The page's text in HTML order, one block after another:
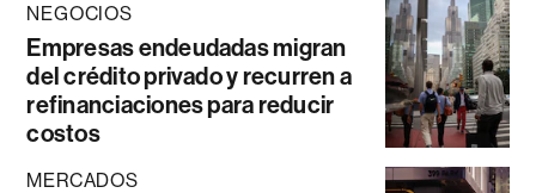
NEGOCIOS
Empresas endeudadas migran
del crédito privado y recurren a
refinanciaciones para reducir
costos
MERCADOS